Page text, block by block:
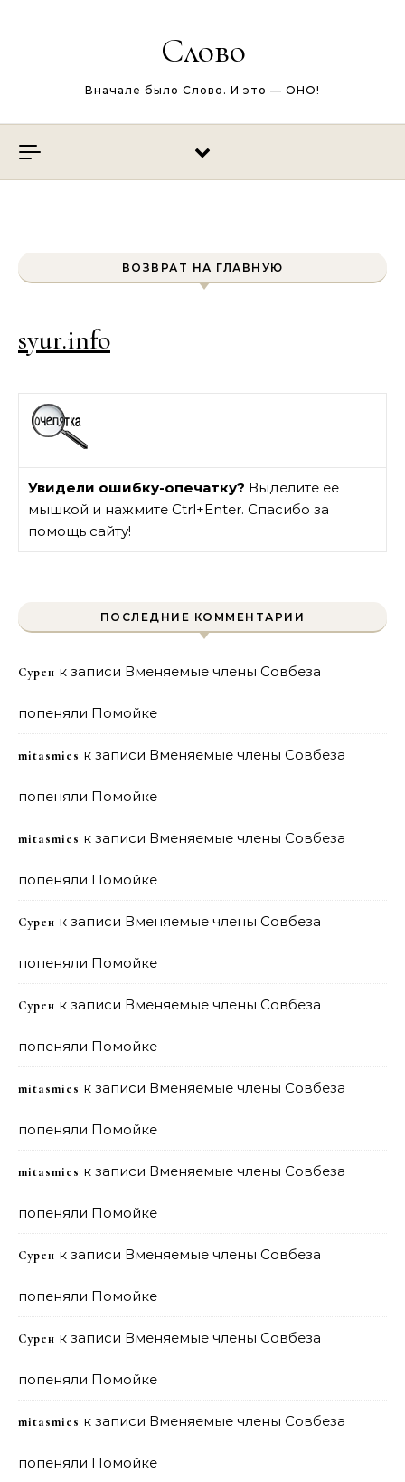
Слово
Вначале было Слово. И это — ОНО!
ВОЗВРАТ НА ГЛАВНУЮ
syur.info
Увидели ошибку-опечатку? Выделите ее
мышкой и нажмите Ctrl+Enter. Спасибо за
помощь сайту!
ПОСЛЕДНИЕ КОММЕНТАРИИ
Сурен к записи Вменяемые члены Совбеза
попеняли Помойке
mitasmies к записи Вменяемые члены Совбеза
попеняли Помойке
mitasmies к записи Вменяемые члены Совбеза
попеняли Помойке
Сурен к записи Вменяемые члены Совбеза
попеняли Помойке
Сурен к записи Вменяемые члены Совбеза
попеняли Помойке
mitasmies к записи Вменяемые члены Совбеза
попеняли Помойке
mitasmies к записи Вменяемые члены Совбеза
попеняли Помойке
Сурен к записи Вменяемые члены Совбеза
попеняли Помойке
Сурен к записи Вменяемые члены Совбеза
попеняли Помойке
mitasmies к записи Вменяемые члены Совбеза
попеняли Помойке